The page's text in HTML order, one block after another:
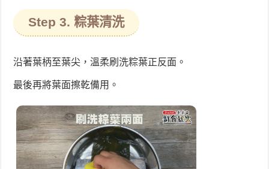
Step 3. 粽葉清洗
沿著葉柄至葉尖，溫柔刷洗粽葉正反面。
最後再將葉面擦乾備用。